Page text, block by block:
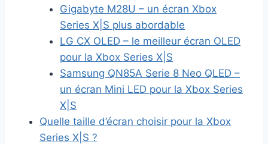
Gigabyte M28U – un écran Xbox
Series X|S plus abordable
LG CX OLED – le meilleur écran OLED
pour la Xbox Series X|S
Samsung QN85A Serie 8 Neo QLED –
un écran Mini LED pour la Xbox Series
X|S
Quelle taille d’écran choisir pour la Xbox
Series X|S ?